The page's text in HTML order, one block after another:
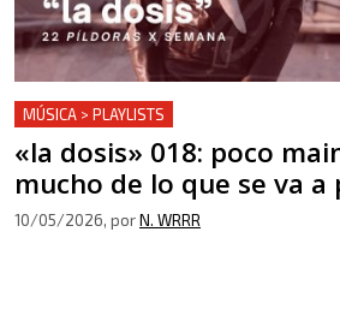
MÚSICA > PLAYLISTS
«la dosis» 018: poco
mucho de lo que se va a
10/05/2026, porN. WRRR